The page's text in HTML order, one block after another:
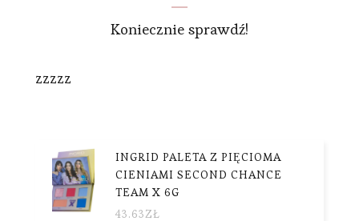
Koniecznie sprawdź!
zzzzz
INGRID PALETA Z PIĘCIOMA
CIENIAMI SECOND CHANCE
TEAM X 6G
43.63ZŁ